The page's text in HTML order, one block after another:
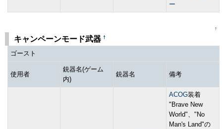
ー
↑
キャンペーンモード武器 †
ゴースト
使用者
銃器名(ゲーム
内)
銃器名 備考
ACOG装着
"Brave New
World"、"No
Man's Land"の